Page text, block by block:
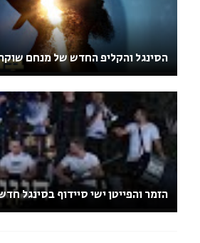
הסינגל והקליפ החדש של מנחם
הזמר והפייטן ישי סיידוף בסינגל